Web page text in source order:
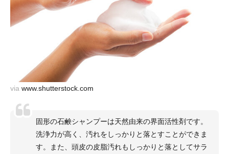
via www.shutterstock.com
固形の石鹸シャンプーは天然由来の界面活性剤です。
洗浄力が高く、汚れをしっかりと落とすことができま
す。また、頭皮の皮脂汚れもしっかりと落としてサラ